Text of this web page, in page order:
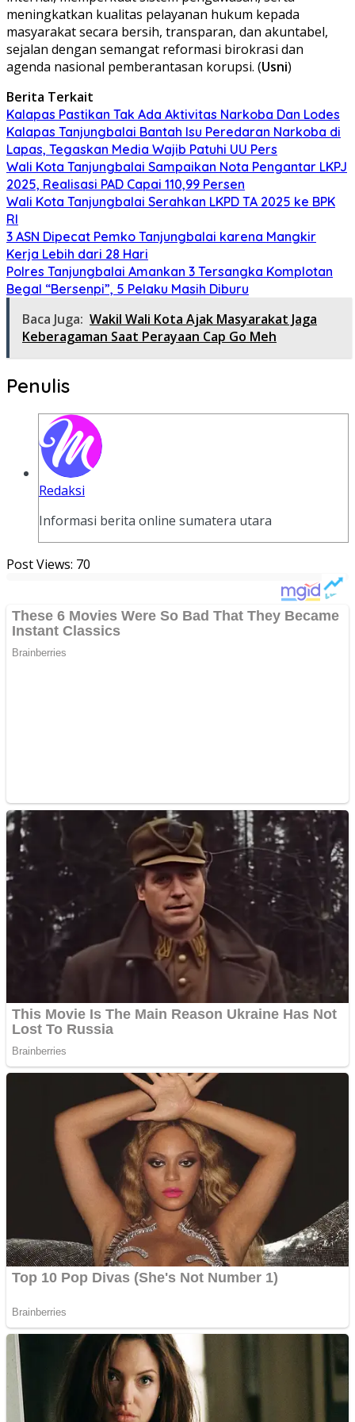
meningkatkan kualitas pelayanan hukum kepada
masyarakat secara bersih, transparan, dan akuntabel,
sejalan dengan semangat reformasi birokrasi dan
agenda nasional pemberantasan korupsi. (Usni)
Berita Terkait
Kalapas Pastikan Tak Ada Aktivitas Narkoba Dan Lodes
Kalapas Tanjungbalai Bantah Isu Peredaran Narkoba di
Lapas, Tegaskan Media Wajib Patuhi UU Pers
Wali Kota Tanjungbalai Sampaikan Nota Pengantar LKPJ
2025, Realisasi PAD Capai 110,99 Persen
Wali Kota Tanjungbalai Serahkan LKPD TA 2025 ke BPK
RI
3 ASN Dipecat Pemko Tanjungbalai karena Mangkir
Kerja Lebih dari 28 Hari
Polres Tanjungbalai Amankan 3 Tersangka Komplotan
Begal “Bersenpi”, 5 Pelaku Masih Diburu
Baca Juga: Wakil Wali Kota Ajak Masyarakat Jaga
Keberagaman Saat Perayaan Cap Go Meh
Penulis
Redaksi
Informasi berita online sumatera utara
Post Views: 70